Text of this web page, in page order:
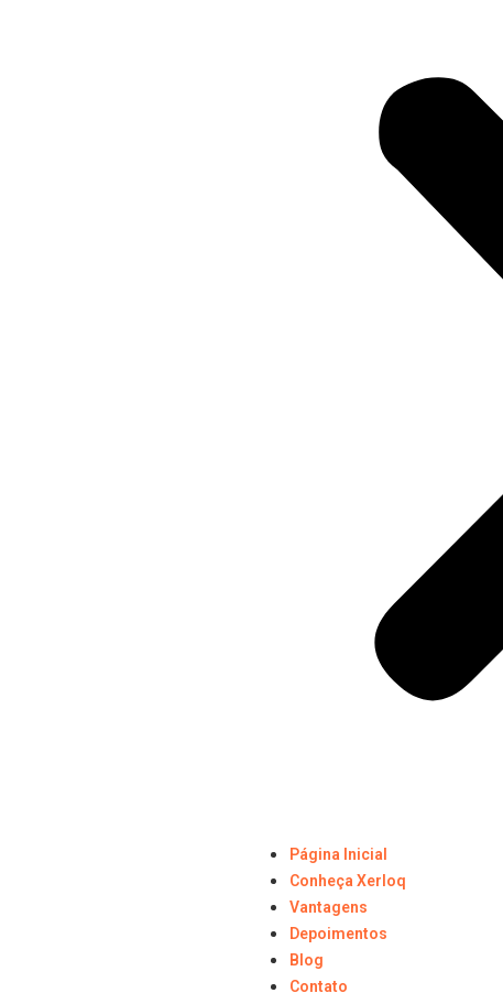
Página Inicial
Conheça Xerloq
Vantagens
Depoimentos
Blog
Contato